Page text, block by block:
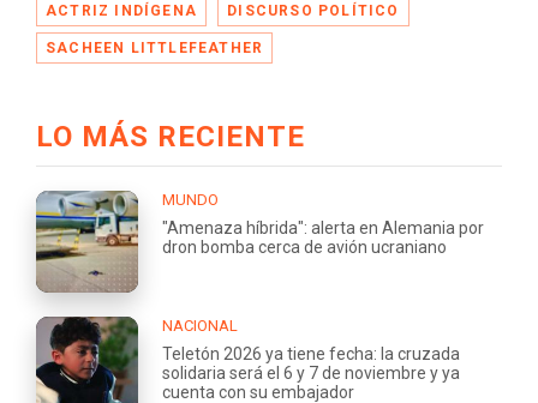
ACTRIZ INDÍGENA DISCURSO POLÍTICO
SACHEEN LITTLEFEATHER
LO MÁS RECIENTE
MUNDO
"Amenaza híbrida": alerta en Alemania por
dron bomba cerca de avión ucraniano
NACIONAL
Teletón 2026 ya tiene fecha: la cruzada
solidaria será el 6 y 7 de noviembre y ya
cuenta con su embajador